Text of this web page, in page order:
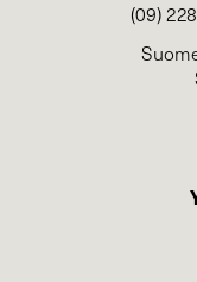
(09)